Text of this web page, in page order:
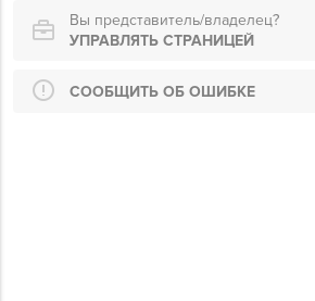
Вы представитель/владелец?
УПРАВЛЯТЬ СТРАНИЦЕЙ
СООБЩИТЬ ОБ ОШИБКЕ